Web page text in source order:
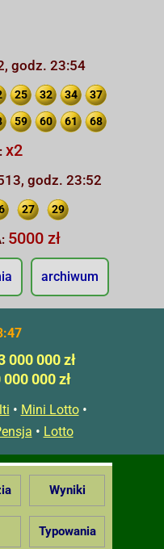
godz. 23:54
25 32 34 37
59 60 61 68
x2
godz. 23:52
27 29
5000 zł
archiwum
000 000 zł
000 000 zł
• Mini Lotto•
• Lotto
Wyniki
Typowania